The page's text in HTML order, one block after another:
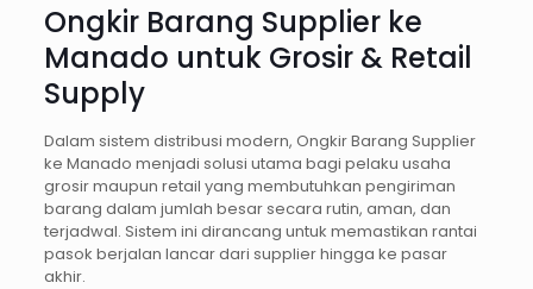
Ongkir Barang Supplier ke
Manado untuk Grosir & Retail
Supply
Dalam sistem distribusi modern, Ongkir Barang Supplier
ke Manado menjadi solusi utama bagi pelaku usaha
grosir maupun retail yang membutuhkan pengiriman
barang dalam jumlah besar secara rutin, aman, dan
terjadwal. Sistem ini dirancang untuk memastikan rantai
pasok berjalan lancar dari supplier hingga ke pasar
akhir.